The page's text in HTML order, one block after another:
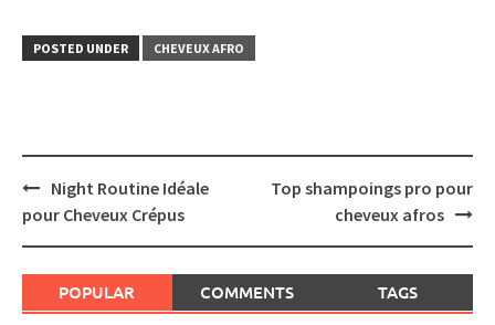
POSTED UNDER CHEVEUX AFRO
Post
navigation
Night Routine Idéale
pour Cheveux Crépus
Top shampoings pro pour
cheveux afros
POPULAR COMMENTS TAGS